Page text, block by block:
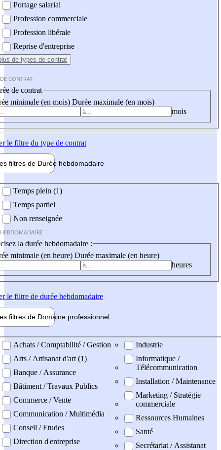
Portage salarial
Profession commerciale
Profession libérale
Reprise d'entreprise
de types de contrat
CONTRAT
de contrat
minimale (en mois) Durée maximale (en mois)
mois
le filtre du type de contrat
filtres de Durée hebdomadaire
Temps plein (1)
Temps partiel
Non renseignée
la durée hebdomadaire :
minimale (en heure) Durée maximale (en heure)
heures
le filtre de durée hebdomadaire
filtres de Domaine professionnel
professionel
Achats / Comptabilité / Gestion
Arts / Artisanat d'art (1)
Banque / Assurance
Bâtiment / Travaux Publics
Commerce / Vente
Communication / Multimédia
Conseil / Etudes
Direction d'entreprise
Industrie
Informatique /
Télécommunication
Installation / Maintenance
Marketing / Stratégie
commerciale
Ressources Humaines
Santé
Secrétariat / Assistanat